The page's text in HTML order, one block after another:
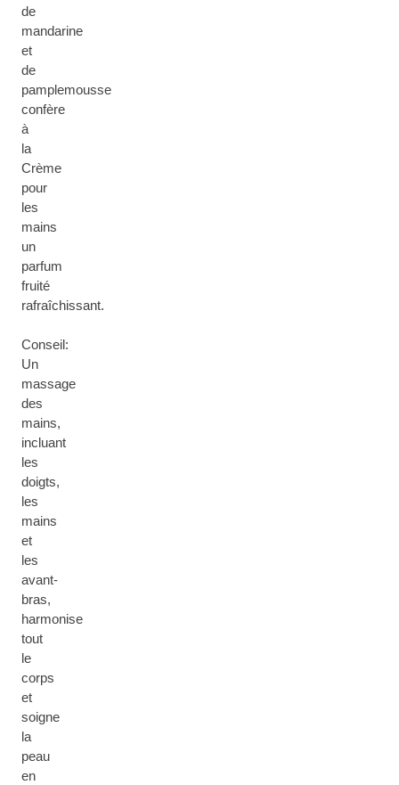
de
mandarine
et
de
pamplemousse
confère
à
la
Crème
pour
les
mains
un
parfum
fruité
rafraîchissant.
Conseil:
Un
massage
des
mains,
incluant
les
doigts,
les
mains
et
les
avant-
bras,
harmonise
tout
le
corps
et
soigne
la
peau
en